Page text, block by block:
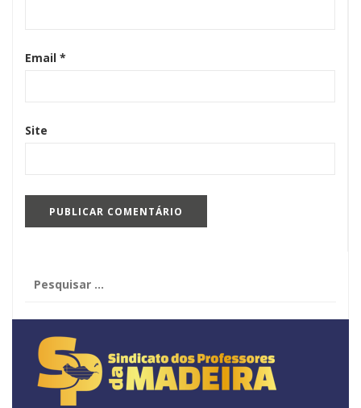
Email *
Site
por: